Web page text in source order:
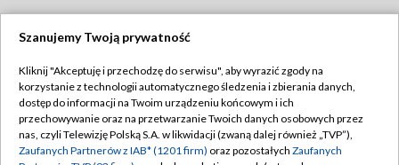
TVP
Abonament TVP
Emisja w TVP
Regulamin TVP
Polityka prywatności
Szanujemy Twoją prywatność
Kliknij "Akceptuję i przechodzę do serwisu", aby wyrazić zgody na
korzystanie z technologii automatycznego śledzenia i zbierania danych,
dostęp do informacji na Twoim urządzeniu końcowym i ich
przechowywanie oraz na przetwarzanie Twoich danych osobowych przez
nas, czyli Telewizję Polską S.A. w likwidacji (zwaną dalej również „TVP”),
Zaufanych Partnerów z IAB* (1201 firm) oraz pozostałych Zaufanych